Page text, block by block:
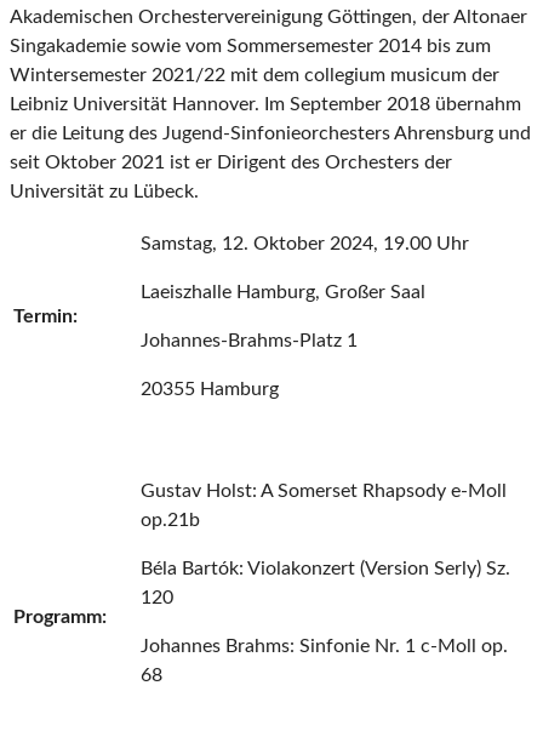
Akademischen Orchestervereinigung Göttingen, der Altonaer
Singakademie sowie vom Sommersemester 2014 bis zum
Wintersemester 2021/22 mit dem collegium musicum der
Leibniz Universität Hannover. Im September 2018 übernahm
er die Leitung des Jugend-Sinfonieorchesters Ahrensburg und
seit Oktober 2021 ist er Dirigent des Orchesters der
Universität zu Lübeck.
Termin:
Samstag, 12. Oktober 2024, 19.00 Uhr
Laeiszhalle Hamburg, Großer Saal
Johannes-Brahms-Platz 1
20355 Hamburg
Programm:
Gustav Holst: A Somerset Rhapsody e-Moll
op.21b
Béla Bartók: Violakonzert (Version Serly) Sz.
120
Johannes Brahms: Sinfonie Nr. 1 c-Moll op.
68